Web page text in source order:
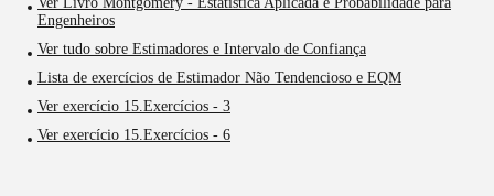
Engenheiros
Ver tudo sobre Estimadores e Intervalo de Confiança
Lista de exercícios de Estimador Não Tendencioso e EQM
Ver exercício 15.Exercícios - 3
Ver exercício 15.Exercícios - 6